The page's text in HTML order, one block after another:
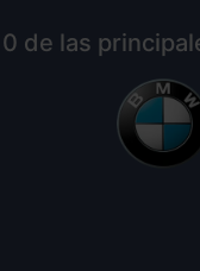
de las